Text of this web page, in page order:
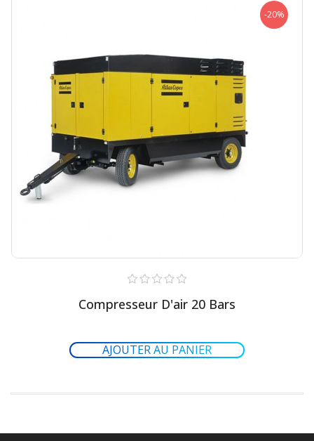
-20%
Compresseur D'air 20 Bars